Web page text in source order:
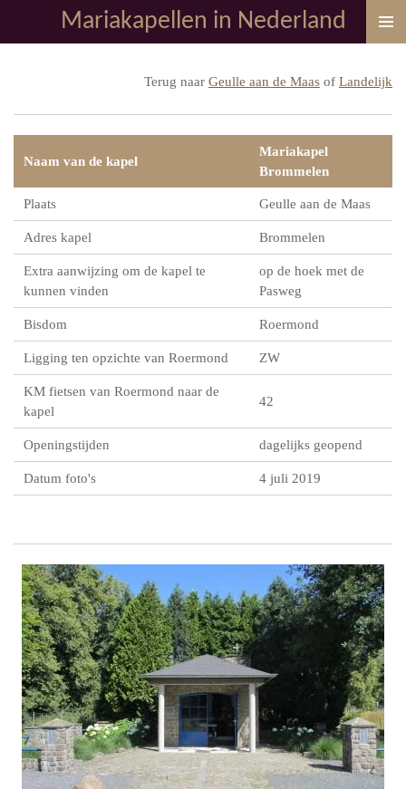
direct
Mariakapellen in Nederland
Terug naar Geulle aan de Maas of Landelijk
Naam van de kapel
Mariakapel
Brommelen
Plaats Geulle aan de Maas
Adres kapel Brommelen
Extra aanwijzing om de kapel te
kunnen vinden
op de hoek met de
Pasweg
Bisdom Roermond
Ligging ten opzichte van Roermond ZW
KM fietsen van Roermond naar de
kapel
42
Openingstijden dagelijks geopend
Datum foto's 4 juli 2019